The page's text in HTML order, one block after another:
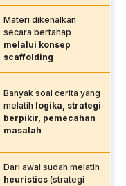
Materi dikenalkan
secara bertahap
melalui konsep
scaffolding
Banyak soal cerita yang
melatih logika, strategi
berpikir, pemecahan
masalah
Dari awal sudah melatih
heuristics (strategi